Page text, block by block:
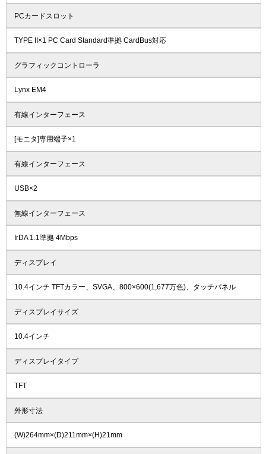
PCカードスロット
TYPE II×1 PC Card Standard準拠 CardBus対応
グラフィックコントローラ
Lynx EM4
有線インターフェース
[モニタ]専用端子×1
有線インターフェース
USB×2
無線インターフェース
IrDA 1.1準拠 4Mbps
ディスプレイ
10.4インチ TFTカラー、SVGA、800×600(1,677万色)、タッチパネル
ディスプレイサイズ
10.4インチ
ディスプレイタイプ
TFT
外形寸法
(W)264mm×(D)211mm×(H)21mm